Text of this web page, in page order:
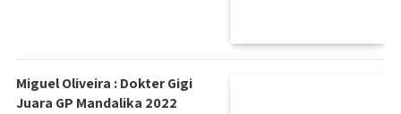
Miguel Oliveira : Dokter Gigi
Juara GP Mandalika 2022